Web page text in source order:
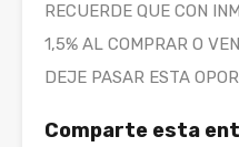
RECUERDE QUE CON
1,5% AL COMPRAR O
DEJE PASAR ESTA
Comparte esta